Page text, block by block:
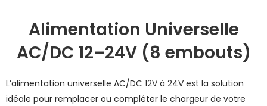
Alimentation Universelle
AC/DC 12–24V (8 embouts)
L’alimentation universelle AC/DC 12V à 24V est la solution
idéale pour remplacer ou compléter le chargeur de votre